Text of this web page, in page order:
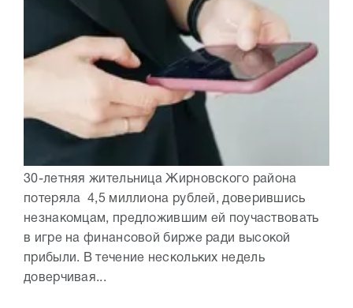
30-летняя жительница Жирновского района
потеряла 4,5 миллиона рублей, доверившись
незнакомцам, предложившим ей поучаствовать
в игре на финансовой бирже ради высокой
прибыли. В течение нескольких недель
доверчивая...